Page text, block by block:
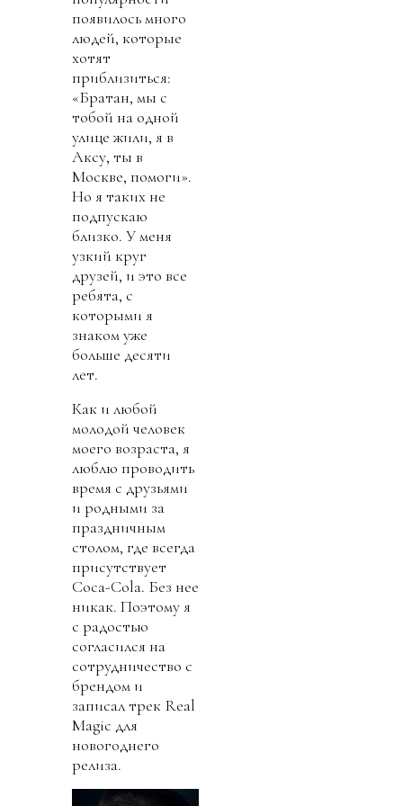
появилось много
людей, которые
хотят
приблизиться:
«Братан, мы с
тобой на одной
улице жили, я в
Аксу, ты в
Москве, помоги».
Но я таких не
подпускаю
близко. У меня
узкий круг
друзей, и это все
ребята, с
которыми я
знаком уже
больше десяти
лет.
Как и любой
молодой человек
моего возраста, я
люблю проводить
время с друзьями
и родными за
праздничным
столом, где всегда
присутствует
Coca-Cola. Без нее
никак. Поэтому я
с радостью
согласился на
сотрудничество с
брендом и
записал трек Real
Magic для
новогоднего
релиза.